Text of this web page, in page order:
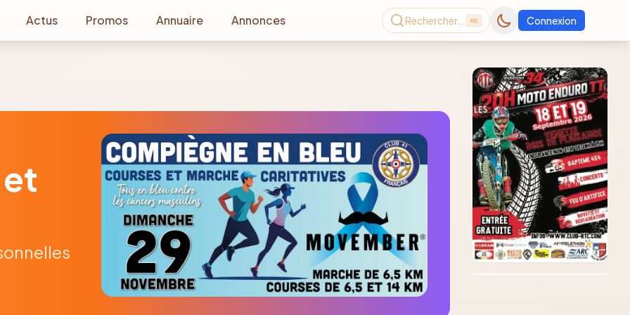
Actus Promos Annuaire Annonces Rechercher… ⌘K Connexion
Consultez le dernier
magazine en ligne
Août2026